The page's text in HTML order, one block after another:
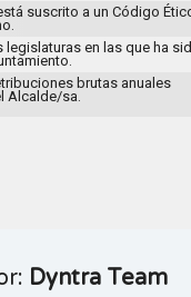
suscrito a un Código
legislaturas en las que ha
brutas anuales
Alcalde/sa.
Dyntra Team